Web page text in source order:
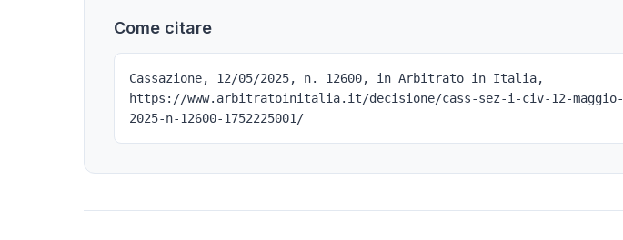
Come citare
Cassazione, 12/05/2025, n. 12600, in Arbitrato in Italia,
https://www.arbitratoinitalia.it/decisione/cass-sez-i-civ-12-maggio-
2025-n-12600-1752225001/